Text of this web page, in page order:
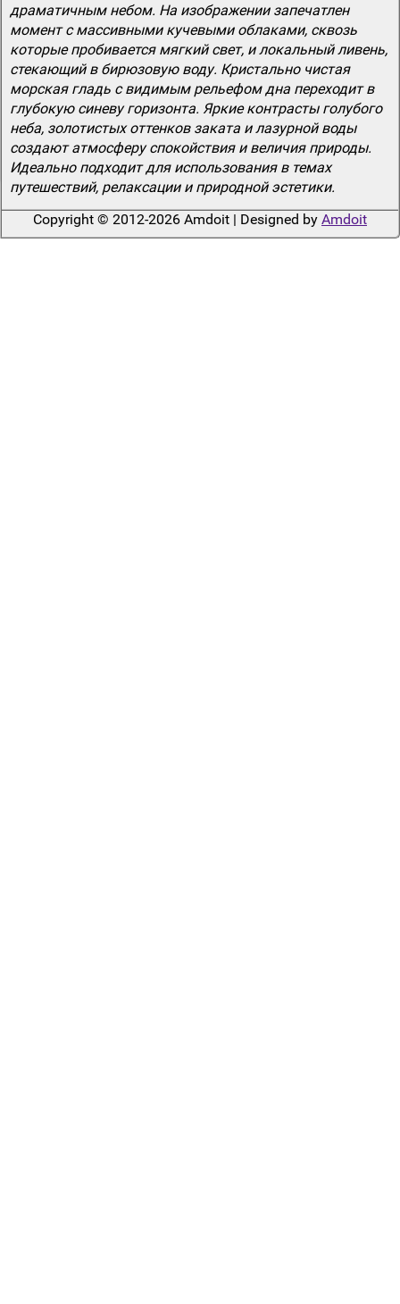
драматичным небом. На изображении запечатлен
момент с массивными кучевыми облаками, сквозь
которые пробивается мягкий свет, и локальный ливень,
стекающий в бирюзовую воду. Кристально чистая
морская гладь с видимым рельефом дна переходит в
глубокую синеву горизонта. Яркие контрасты голубого
неба, золотистых оттенков заката и лазурной воды
создают атмосферу спокойствия и величия природы.
Идеально подходит для использования в темах
путешествий, релаксации и природной эстетики.
Copyright © 2012-2026 Amdoit | Designed by Amdoit